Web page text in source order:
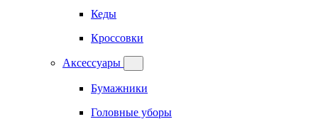
Кеды
Кроссовки
Аксессуары
Бумажники
Головные уборы